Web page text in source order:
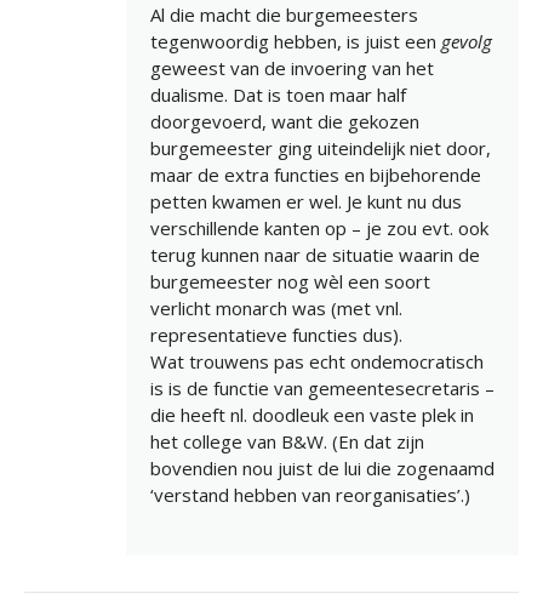
Al die macht die burgemeesters
tegenwoordig hebben, is juist een gevolg
geweest van de invoering van het
dualisme. Dat is toen maar half
doorgevoerd, want die gekozen
burgemeester ging uiteindelijk niet door,
maar de extra functies en bijbehorende
petten kwamen er wel. Je kunt nu dus
verschillende kanten op – je zou evt. ook
terug kunnen naar de situatie waarin de
burgemeester nog wèl een soort
verlicht monarch was (met vnl.
representatieve functies dus).
Wat trouwens pas echt ondemocratisch
is is de functie van gemeentesecretaris –
die heeft nl. doodleuk een vaste plek in
het college van B&W. (En dat zijn
bovendien nou juist de lui die zogenaamd
‘verstand hebben van reorganisaties’.)